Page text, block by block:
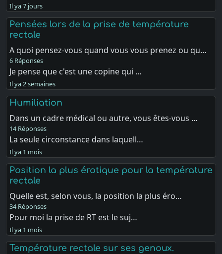
Il ya 7 jours
Pensées lors de la prise de température
rectale
A quoi pensez-vous quand vous vous prenez ou qu…
6 Réponses
Je pense que c'est une copine qui …
Il ya 2 semaines
Humiliation
Dans un cadre médical ou autre, vous êtes-vous …
14 Réponses
La seule circonstance dans laquell…
Il ya 1 mois
Position la plus érotique pour la température
rectale
Quelle est, selon vous, la position la plus éro…
34 Réponses
Pour moi la prise de RT est le suj…
Il ya 1 mois
Température rectale sur ses genoux.